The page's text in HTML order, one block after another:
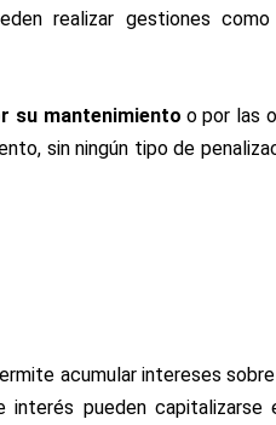
realizar gestiones como
su mantenimiento o por las
sin ningún tipo de
acumular intereses
pueden capitalizarse